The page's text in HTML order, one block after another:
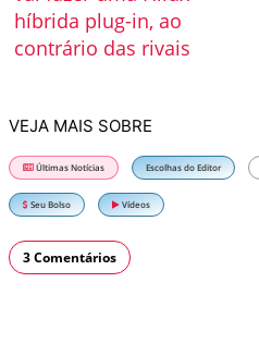
híbrida plug-in, ao
contrário das rivais
VEJA MAIS SOBRE
Últimas Notícias Escolhas do Editor
Seu Bolso Vídeos
3 Comentários